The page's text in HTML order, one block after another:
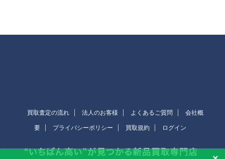
買取査定の流れ 法人のお客様 よくあるご質問 会社概
要 プライバシーポリシー 買取規約 ログイン